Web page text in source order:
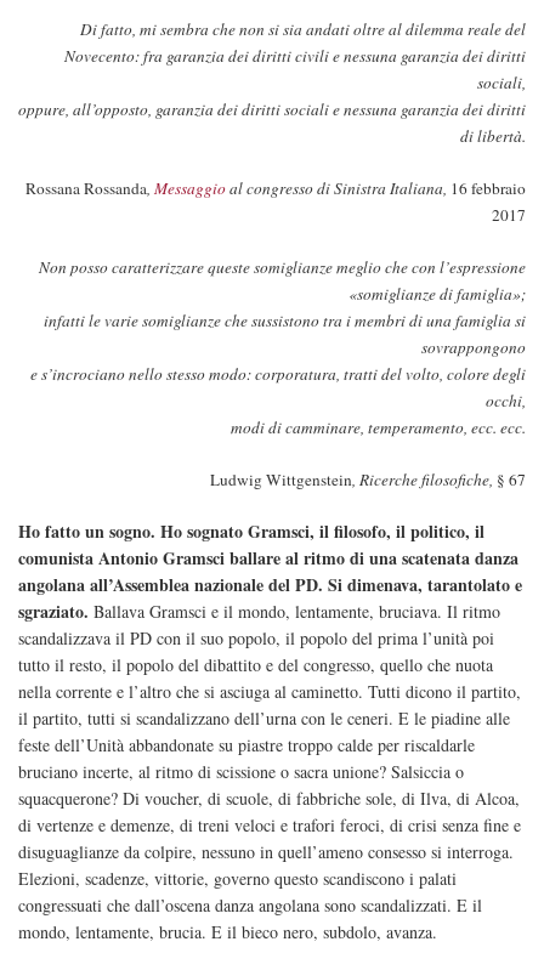
Di fatto, mi sembra che non si sia andati oltre al dilemma reale del
Novecento: fra garanzia dei diritti civili e nessuna garanzia dei diritti
sociali,
oppure, all’opposto, garanzia dei diritti sociali e nessuna garanzia dei diritti
di libertà.
Rossana Rossanda, Messaggioal congresso di Sinistra Italiana, 16 febbraio
2017
Non posso caratterizzare queste somiglianze meglio che con l’espressione
«somiglianze di famiglia»;
infatti le varie somiglianze che sussistono tra i membri di una famiglia si
sovrappongono
e s’incrociano nello stesso modo: corporatura, tratti del volto, colore degli
occhi,
modi di camminare, temperamento, ecc. ecc.
Ludwig Wittgenstein, Ricerche filosofiche, § 67
Ho fatto un sogno. Ho sognato Gramsci, il filosofo, il politico, il
comunista Antonio Gramsci ballare al ritmo di una scatenata danza
angolana all’Assemblea nazionale del PD. Si dimenava, tarantolato e
sgraziato. Ballava Gramsci e il mondo, lentamente, bruciava. Il ritmo
scandalizzava il PD con il suo popolo, il popolo del prima l’unità poi
tutto il resto, il popolo del dibattito e del congresso, quello che nuota
nella corrente e l’altro che si asciuga al caminetto. Tutti dicono il partito,
il partito, tutti si scandalizzano dell’urna con le ceneri. E le piadine alle
feste dell’Unità abbandonate su piastre troppo calde per riscaldarle
bruciano incerte, al ritmo di scissione o sacra unione? Salsiccia o
squacquerone? Di voucher, di scuole, di fabbriche sole, di Ilva, di Alcoa,
di vertenze e demenze, di treni veloci e trafori feroci, di crisi senza fine e
disuguaglianze da colpire, nessuno in quell’ameno consesso si interroga.
Elezioni, scadenze, vittorie, governo questo scandiscono i palati
congressuati che dall’oscena danza angolana sono scandalizzati. E il
mondo, lentamente, brucia. E il bieco nero, subdolo, avanza.